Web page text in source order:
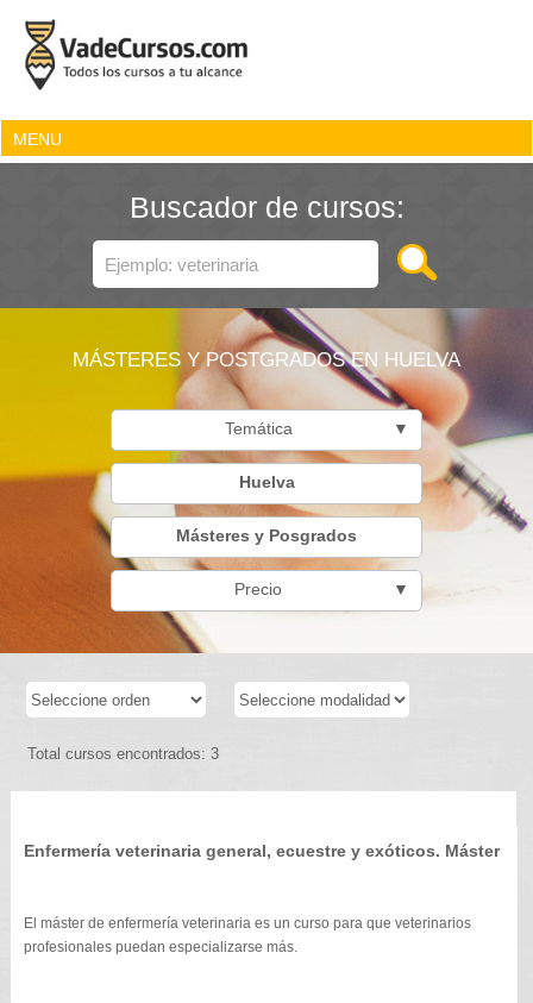
MENU
Buscador de cursos:
MÁSTERES Y POSTGRADOS EN HUELVA
Temática ▼
Huelva
Másteres y Posgrados
Precio ▼
Total cursos encontrados: 3
Enfermería veterinaria general, ecuestre y exóticos. Máster
El máster de enfermería veterinaria es un curso para que veterinarios
profesionales puedan especializarse más.